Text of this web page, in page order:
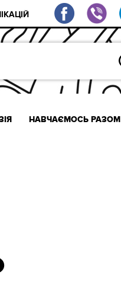
НАВЧАЄМОСЬ РАЗОМ